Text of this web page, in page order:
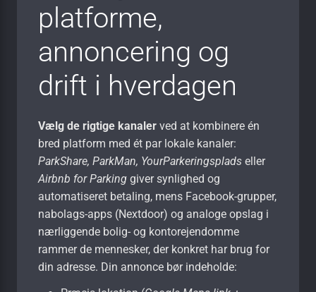
platforme,
annoncering og
drift i hverdagen
Vælg de rigtige kanaler ved at kombinere én
bred platform med ét par lokale kanaler:
ParkShare, ParkMan, YourParkeringsplads eller
Airbnb for Parking giver synlighed og
automatiseret betaling, mens Facebook-grupper,
nabolags-apps (Nextdoor) og analoge opslag i
nærliggende bolig- og kontor­ejendomme
rammer de mennesker, der konkret har brug for
din adresse. Din annonce bør indeholde: